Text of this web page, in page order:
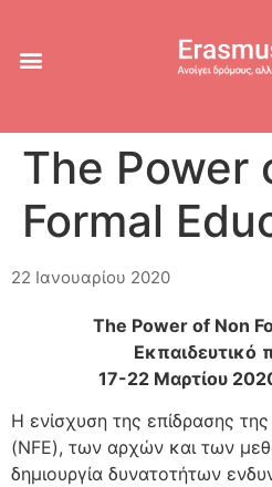
The Power
Formal
22 Ιανουαρίου 2020
The Power of Non
Εκπαιδευτικό
17-22 Μαρτίου
Η ενίσχυση της επίδρασης
(NFE), των αρχών και των
δημιουργία δυνατοτήτων